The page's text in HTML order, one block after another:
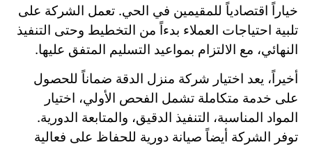
خياراً اقتصادياً للمقيمين في الحي. تعمل الشركة على
تلبية احتياجات العملاء بدءاً من التخطيط وحتى التنفيذ
النهائي، مع الالتزام بمواعيد التسليم المتفق عليها.
أخيراً، يعد اختيار شركة منزل الدقة ضماناً للحصول
على خدمة متكاملة تشمل الفحص الأولي، اختيار
المواد المناسبة، التنفيذ الدقيق، والمتابعة الدورية.
توفر الشركة أيضاً صيانة دورية للحفاظ على فعالية